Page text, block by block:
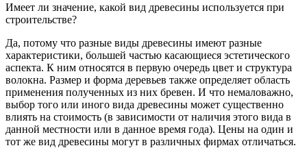
Имеет ли значение, какой вид древесины используется при
строительстве?
Да, потому что разные виды древесины имеют разные
характеристики, большей частью касающиеся эстетического
аспекта. К ним относятся в первую очередь цвет и структура
волокна. Размер и форма деревьев также определяет область
применения полученных из них бревен. И что немаловажно,
выбор того или иного вида древесины может существенно
влиять на стоимость (в зависимости от наличия этого вида в
данной местности или в данное время года). Цены на один и
тот же вид древесины могут в различных фирмах отличаться.